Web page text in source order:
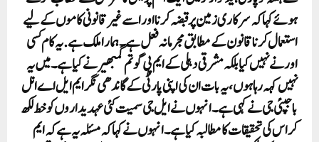
ہوئے کہا کہ سرکاری زمین پر قبضہ کرنا اور اسے غیر قانونی کاموں کے لیے
استعمال کرنا قانون کے مطابق مجرمانہ فعل ہے۔ ہمارا ملک ہے. یہ کام کسی
اور نے نہیں کیا بلکہ مشرقی دہلی کے ایم پی گوتم گمبھیر نے کیا ہے۔ میں یہ
نہیں کہہ رہا ہوں، یہ بات ان کی اپنی پارٹی کے گاندھی نگر ایم ایل اے انل
باجپئی جی نے کہی ہے۔ انہوں نے ایل جی سمیت کئی عہدیداروں کو خط لکھ
کر اس کی تحقیقات کا مطالبہ کیا ہے۔ انہوں نے کہا کہ مسئلہ یہ ہے کہ ایم